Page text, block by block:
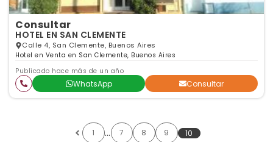
Consultar
HOTEL EN SAN CLEMENTE
Calle 4, San Clemente, Buenos Aires
Hotel en Venta en San Clemente, Buenos Aires
Publicado hace más de un año
WhatsApp Consultar
1 … 7 8 9 10